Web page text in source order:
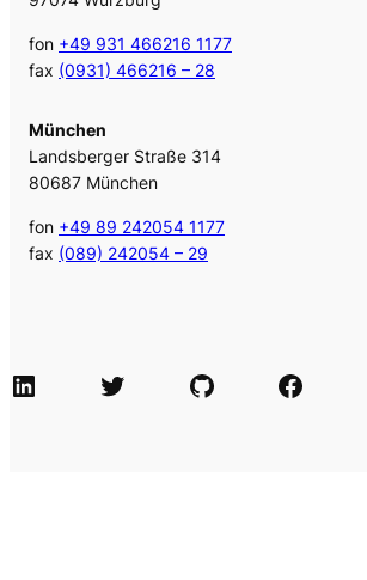
fon +49 931 466216 1177
fax (0931) 466216 – 28
München
Landsberger Straße 314
80687 München
fon +49 89 242054 1177
fax (089) 242054 – 29
LinkedIn Twitter GitHub Facebook